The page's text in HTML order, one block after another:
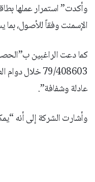
وأكدت” استمرار عملها
الإسمنت وفقاً للأصول،
79/408603
عادلة وشفافة”.
وأشارت الشركة إلى أنه